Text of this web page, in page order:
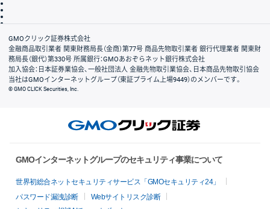
会社案内
GMOクリック証券株式会社
金融商品取引業者 関東財務局長（金商）第77号 商品先物取引業者 銀行代理業者 関東財
務局長（銀代）第330号 所属銀行：GMOあおぞらネット銀行株式会社
加入協会：日本証券業協会、一般社団法人 金融先物取引業協会、日本商品先物取引協会
当社はGMOインターネットグループ（東証プライム上場9449）のメンバーです。
© GMO CLICK Securities, Inc.
GMOインターネットグループのセキュリティ事業について
世界初総合ネットセキュリティサービス「GMOセキュリティ24」
パスワード漏洩診断
Webサイトリスク診断